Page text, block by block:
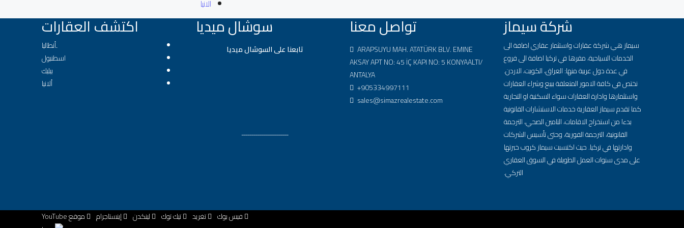
الانيا
شركة سيماز
سيماز هي شركة عقارات واستثمار عقاري اضافة الى
الخدمات السياحية، مقرها في تركيا اضافة الى فروع
في عدة دول عربية منها: العراق، الكويت، الاردن.
نختص في كافة الامور المتعلقة ببيع وشراء العقارات
واستثمارها وادارة العقارات سواء السكنية او التجارية
كما تقدم سيماز العقارية خدمات الاستشارات القانونية
بدءا من استخراج الاقامات، التامين الصحي، الترجمة
القانونية، الترجمة الفورية، وحتى تأسيس الشركات
وادارتها في تركيا. حيث اكتسبت سيماز كروب خبرتها
على مدى سنوات العمل الطويلة في السوق العقاري
التركي.
تواصل معنا
ARAPSUYU MAH. ATATÜRK BLV. EMINE
AKSAY APT NO: 45 İÇ KAPI NO: 5 KONYAALTI/
ANTALYA
+905334997111
sales@simazrealestate.com
سوشال ميديا
تابعنا على السوشال ميديا
ـــــــــــــــــــــــ
اكتشف العقارات
ِأنطاليا
اسطنبول
بيليك
ألانيا
فيس بوك تغريد تيك توك لينكدن إينستاجرام موقع YouTube